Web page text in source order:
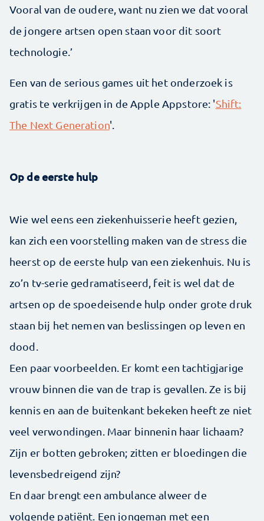
Vooral van de oudere, want nu zien we dat vooral
de jongere artsen open staan voor dit soort
technologie.’
Een van de serious games uit het onderzoek is
gratis te verkrijgen in de Apple Appstore: 'Shift:
The Next Generation'.
Op de eerste hulp
Wie wel eens een ziekenhuisserie heeft gezien,
kan zich een voorstelling maken van de stress die
heerst op de eerste hulp van een ziekenhuis. Nu is
zo’n tv-serie gedramatiseerd, feit is wel dat de
artsen op de spoedeisende hulp onder grote druk
staan bij het nemen van beslissingen op leven en
dood.
Een paar voorbeelden. Er komt een tachtigjarige
vrouw binnen die van de trap is gevallen. Ze is bij
kennis en aan de buitenkant bekeken heeft ze niet
veel verwondingen. Maar binnenin haar lichaam?
Zijn er botten gebroken; zitten er bloedingen die
levensbedreigend zijn?
En daar brengt een ambulance alweer de
volgende patiënt. Een jongeman met een